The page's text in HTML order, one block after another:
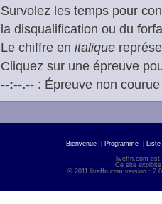
Survolez les temps pour
la disqualification ou du
Le chiffre en italique
Cliquez sur une épreuve
--:--.--: Épreuve non
Bienvenue Programme
liveffn.com est
Ce site
© 2011 liveffn.com version :